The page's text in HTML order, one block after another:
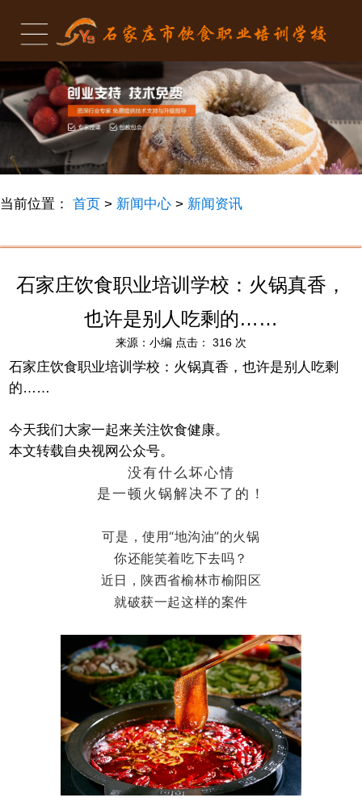
当前位置： 首页 > 新闻中心 > 新闻资讯
石家庄饮食职业培训学校：火锅真香，
也许是别人吃剩的……
来源： 小编 点击： 316 次
石家庄饮食职业培训学校：火锅真香，也许是别人吃剩
的……
今天我们大家一起来关注饮食健康。
本文转载自央视网公众号。
没有什么坏心情
是一顿火锅解决不了的！
可是，使用“地沟油”的火锅
你还能笑着吃下去吗？
近日，陕西省榆林市榆阳区
就破获一起这样的案件